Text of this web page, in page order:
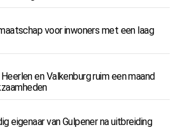
voor inwoners met een laag
en Valkenburg ruim een maand
eigenaar van Gulpener na uitbreiding